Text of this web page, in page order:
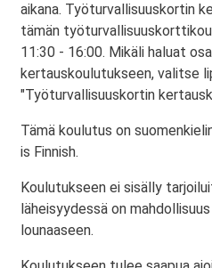
aikana. Työturvallisuuskortin
tämän
11:30 - 16:00. Mikäli haluat
kertauskoulutukseen, valitse
"Työturvallisuuskortin
Tämä koulutus on
is Finnish.
Koulutukseen ei sisälly
läheisyydessä on
lounaaseen.